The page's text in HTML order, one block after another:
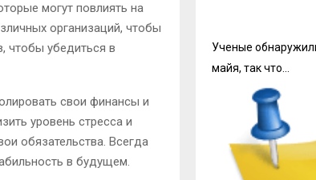
могут повлиять на
организаций, чтобы
чтобы убедиться в
свои финансы и
уровень стресса и
обязательства. Всегда
в будущем.
Ученые
майя, так что…